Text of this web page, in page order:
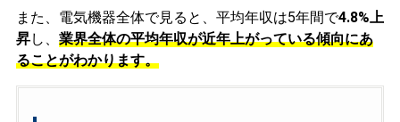
また、電気機器全体で見ると、平均年収は5年間で4.8%上
昇し、 業界全体の平均年収が近年上がっている傾向にあ
ることがわかります。